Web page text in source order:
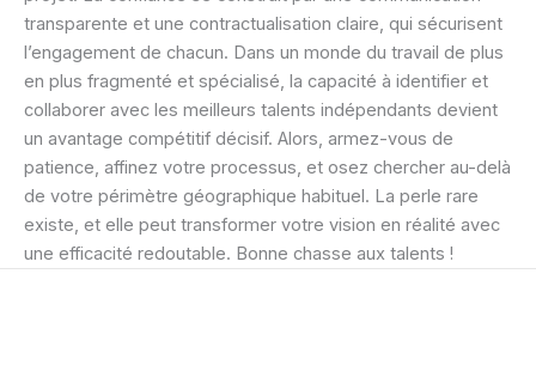
transparente et une contractualisation claire, qui sécurisent
l’engagement de chacun. Dans un monde du travail de plus
en plus fragmenté et spécialisé, la capacité à identifier et
collaborer avec les meilleurs talents indépendants devient
un avantage compétitif décisif. Alors, armez-vous de
patience, affinez votre processus, et osez chercher au-delà
de votre périmètre géographique habituel. La perle rare
existe, et elle peut transformer votre vision en réalité avec
une efficacité redoutable. Bonne chasse aux talents !